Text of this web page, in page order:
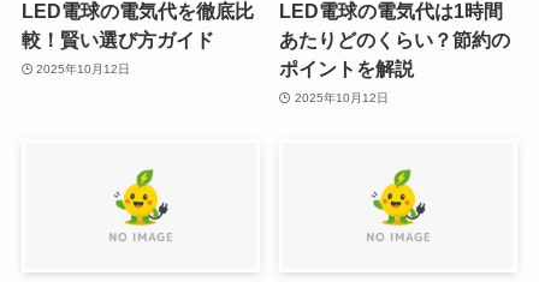
LED電球の電気代を徹底比
較！賢い選び方ガイド
2025年10月12日
LED電球の電気代は1時間
あたりどのくらい？節約の
ポイントを解説
2025年10月12日